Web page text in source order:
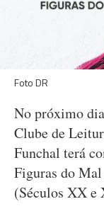
Foto DR
No próximo
Clube de
Funchal terá
Figuras do
(Séculos XX